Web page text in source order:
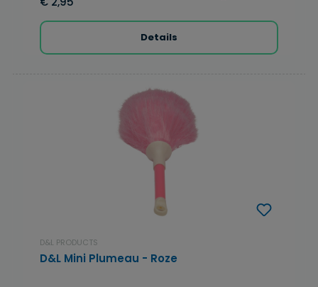
Details
D&L PRODUCTS
D&L Mini Plumeau - Roze